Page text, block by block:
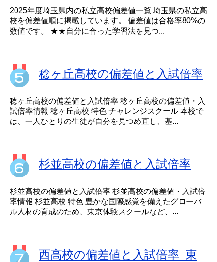
2025年度埼玉県内の私立高校偏差値一覧 埼玉県の私立高
校を偏差値順に掲載しています。 偏差値は合格率80%の
数値です。 ★★自分に合った学習法を見つ...
稔ヶ丘高校の偏差値と入試倍率
稔ヶ丘高校の偏差値と入試倍率 稔ヶ丘高校の偏差値・入
試倍率情報 稔ヶ丘高校 特色 チャレンジスクール 本校で
は、一人ひとりの生徒が自分を見つめ直し、基...
杉並高校の偏差値と入試倍率
杉並高校の偏差値と入試倍率 杉並高校の偏差値・入試倍
率情報 杉並高校 特色 豊かな国際感覚を備えたグローバ
ル人材の育成のため、東京体験スクールなど、...
西高校の偏差値と入試倍率_東